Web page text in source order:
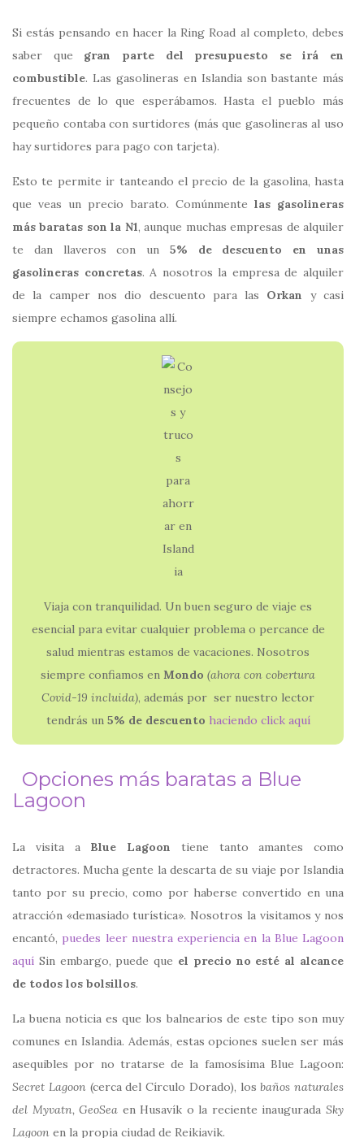
Si estás pensando en hacer la Ring Road al completo, debes
saber que gran parte del presupuesto se irá en
combustible. Las gasolineras en Islandia son bastante más
frecuentes de lo que esperábamos. Hasta el pueblo más
pequeño contaba con surtidores (más que gasolineras al uso
hay surtidores para pago con tarjeta).
Esto te permite ir tanteando el precio de la gasolina, hasta
que veas un precio barato. Comúnmente las gasolineras
más baratas son la N1, aunque muchas empresas de alquiler
te dan llaveros con un 5% de descuento en unas
gasolineras concretas. A nosotros la empresa de alquiler
de la camper nos dio descuento para las Orkan y casi
siempre echamos gasolina allí.
Viaja con tranquilidad. Un buen seguro de viaje es
esencial para evitar cualquier problema o percance de
salud mientras estamos de vacaciones. Nosotros
siempre confiamos en Mondo (ahora con cobertura
Covid-19 incluida), además por ser nuestro lector
tendrás un 5% de descuento haciendo click aquí
Opciones más baratas a Blue
Lagoon
La visita a Blue Lagoon tiene tanto amantes como
detractores. Mucha gente la descarta de su viaje por Islandia
tanto por su precio, como por haberse convertido en una
atracción «demasiado turística». Nosotros la visitamos y nos
encantó, puedes leer nuestra experiencia en la Blue Lagoon
aquí Sin embargo, puede que el precio no esté al alcance
de todos los bolsillos.
La buena noticia es que los balnearios de este tipo son muy
comunes en Islandia. Además, estas opciones suelen ser más
asequibles por no tratarse de la famosísima Blue Lagoon:
Secret Lagoon(cerca del Círculo Dorado), losbaños naturales
del Myvatn, GeoSea en Husavík o la reciente inauguradaSky
Lagoon en la propia ciudad de Reikiavik.